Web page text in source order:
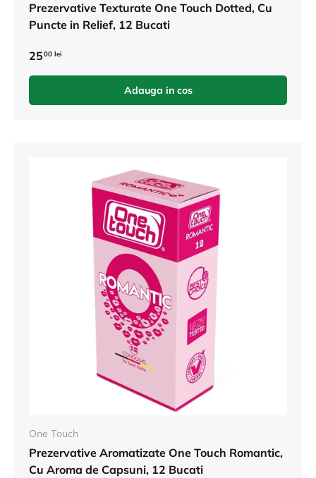
Prezervative Texturate One Touch Dotted, Cu
Puncte in Relief, 12 Bucati
2500 lei
Adauga in cos
One Touch
Prezervative Aromatizate One Touch Romantic,
Cu Aroma de Capsuni, 12 Bucati